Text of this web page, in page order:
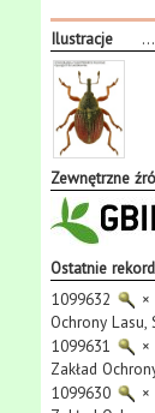
Ilustracje ...
Zewnętrzne
Ostatnie
1099632
×
Ochrony Lasu,
1099631
×
Zakład
1099630
×